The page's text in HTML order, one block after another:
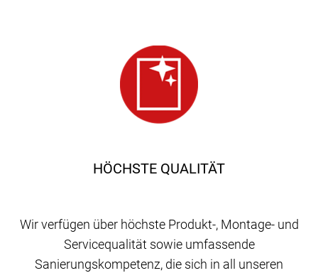
HÖCHSTE QUALITÄT
Wir verfügen über höchste Produkt-, Montage- und
Servicequalität sowie umfassende
Sanierungskompetenz, die sich in all unseren